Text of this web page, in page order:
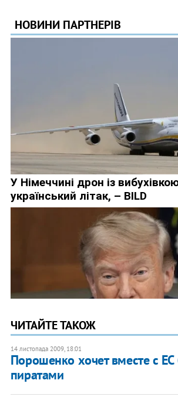
ЧИТАЙТЕ ТАКОЖ
14 листопада 2009, 18:01
Порошенко хочет вместе с ЕС
пиратами